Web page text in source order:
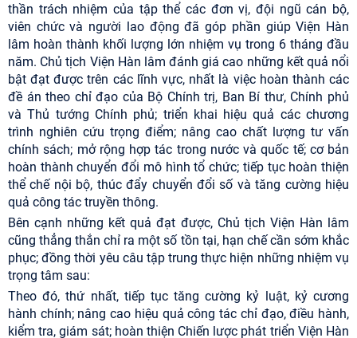
thần trách nhiệm của tập thể các đơn vị, đội ngũ cán bộ,
viên chức và người lao động đã góp phần giúp Viện Hàn
lâm hoàn thành khối lượng lớn nhiệm vụ trong 6 tháng đầu
năm. Chủ tịch Viện Hàn lâm đánh giá cao những kết quả nổi
bật đạt được trên các lĩnh vực, nhất là việc hoàn thành các
đề án theo chỉ đạo của Bộ Chính trị, Ban Bí thư, Chính phủ
và Thủ tướng Chính phủ; triển khai hiệu quả các chương
trình nghiên cứu trọng điểm; nâng cao chất lượng tư vấn
chính sách; mở rộng hợp tác trong nước và quốc tế; cơ bản
hoàn thành chuyển đổi mô hình tổ chức; tiếp tục hoàn thiện
thể chế nội bộ, thúc đẩy chuyển đổi số và tăng cường hiệu
quả công tác truyền thông.
Bên cạnh những kết quả đạt được, Chủ tịch Viện Hàn lâm
cũng thẳng thắn chỉ ra một số tồn tại, hạn chế cần sớm khắc
phục; đồng thời yêu câu tập trung thực hiện những nhiệm vụ
trọng tâm sau:
Theo đó, thứ nhất, tiếp tục tăng cường kỷ luật, kỷ cương
hành chính; nâng cao hiệu quả công tác chỉ đạo, điều hành,
kiểm tra, giám sát; hoàn thiện Chiến lược phát triển Viện Hàn